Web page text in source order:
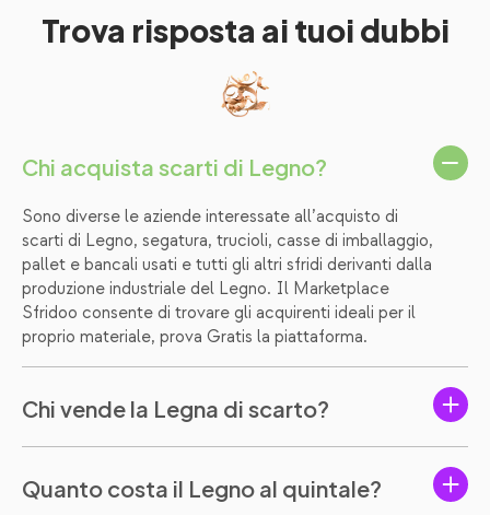
Trova risposta ai tuoi dubbi
Chi acquista scarti di Legno?
Sono diverse le aziende interessate all’acquisto di
scarti di Legno, segatura, trucioli, casse di imballaggio,
pallet e bancali usati e tutti gli altri sfridi derivanti dalla
produzione industriale del Legno. Il Marketplace
Sfridoo consente di trovare gli acquirenti ideali per il
proprio materiale, prova Gratis la piattaforma.
Chi vende la Legna di scarto?
Quanto costa il Legno al quintale?